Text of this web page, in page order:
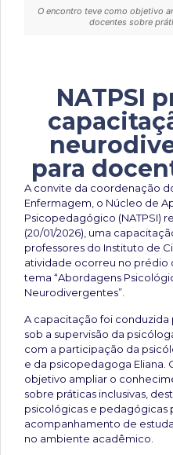
O encontro teve como objetivo
docentes sobre
NATPSI
para
A convite da coordenação
Enfermagem, o Núcleo de
Psicopedagógico (NATPSI)
(20/01/2026), uma
professores do Instituto de
atividade ocorreu no prédio
tema “Abordagens
Neurodivergentes”.
A capacitação foi conduzida
sob a supervisão da
com a participação da
e da psicopedagoga Eliana.
objetivo ampliar o
sobre práticas inclusivas,
psicológicas e pedagógicas
acompanhamento de
no ambiente acadêmico.